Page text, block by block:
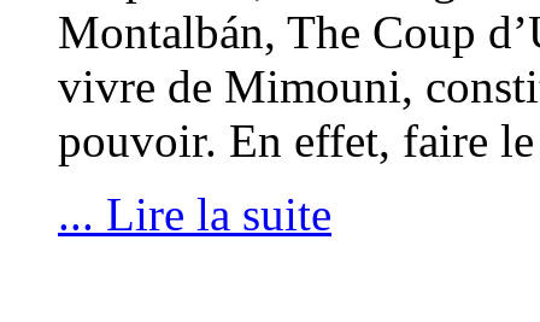
Montalbán, The Coup
vivre de Mimouni,
pouvoir. En effet, faire
... Lire la suite